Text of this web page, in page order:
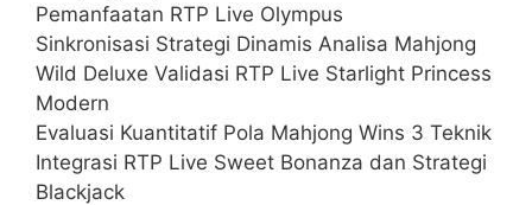
Pemanfaatan RTP Live Olympus
Sinkronisasi Strategi Dinamis Analisa Mahjong
Wild Deluxe Validasi RTP Live Starlight Princess
Modern
Evaluasi Kuantitatif Pola Mahjong Wins 3 Teknik
Integrasi RTP Live Sweet Bonanza dan Strategi
Blackjack